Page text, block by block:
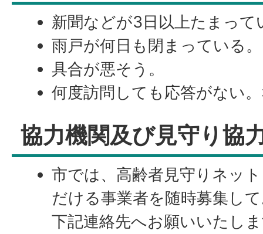
新聞などが3日以上たまって
雨戸が何日も閉まっている。
具合が悪そう。
何度訪問しても応答がない
協力機関及び見守り協
市では、高齢者見守りネッ
だける事業者を随時募集し
下記連絡先へお願いいたし